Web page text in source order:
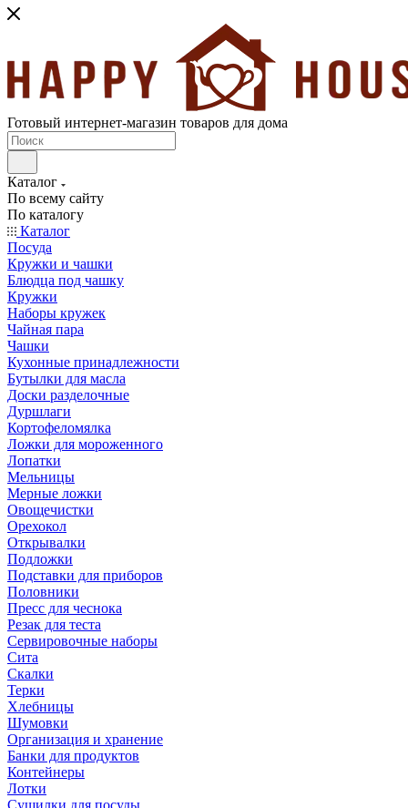
Готовый интернет-магазин товаров для дома
Каталог
По всему сайту
По каталогу
Каталог
Посуда
Кружки и чашки
Блюдца под чашку
Кружки
Наборы кружек
Чайная пара
Чашки
Кухонные принадлежности
Бутылки для масла
Доски разделочные
Дуршлаги
Кортофеломялка
Ложки для мороженного
Лопатки
Мельницы
Мерные ложки
Овощечистки
Орехокол
Открывалки
Подложки
Подставки для приборов
Половники
Пресс для чеснока
Резак для теста
Сервировочные наборы
Сита
Скалки
Терки
Хлебницы
Шумовки
Организация и хранение
Банки для продуктов
Контейнеры
Лотки
Сушилки для посуды